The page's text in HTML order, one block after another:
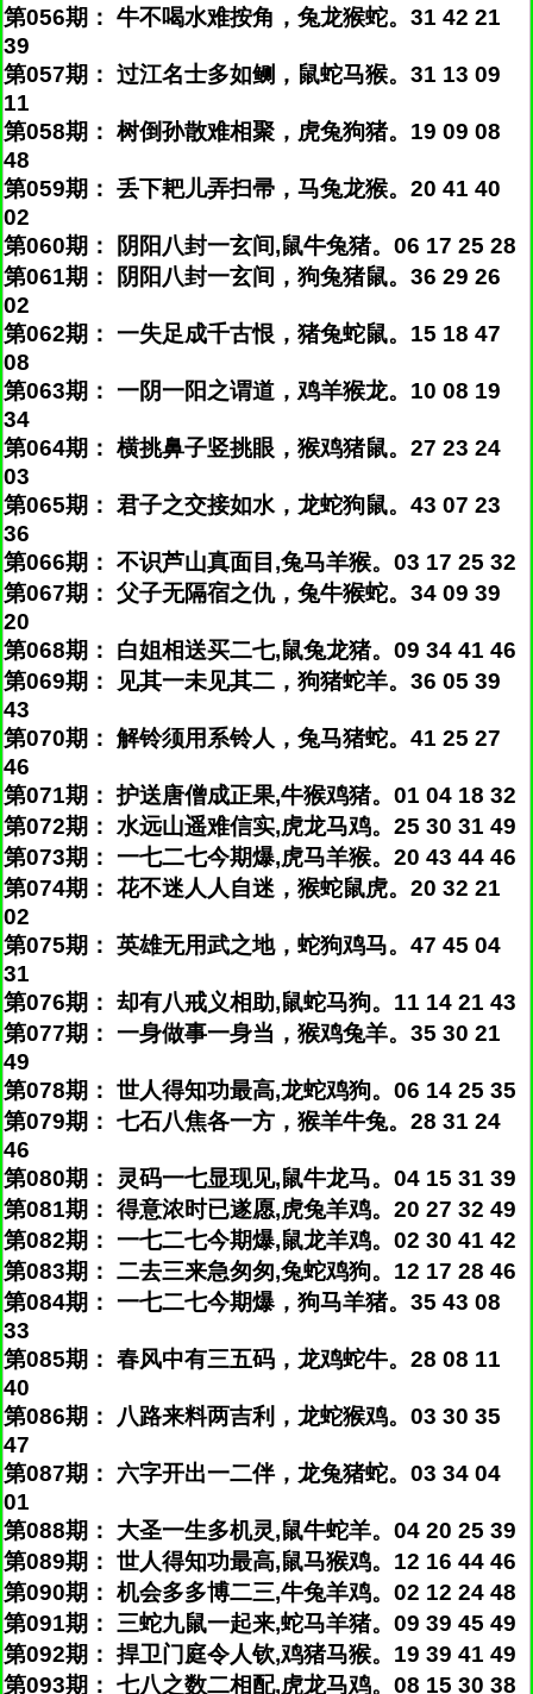
第056期： 牛不喝水难按角，兔龙猴蛇。31 42 21
39
第057期： 过江名士多如鲗，鼠蛇马猴。31 13 09
11
第058期： 树倒孙散难相聚，虎兔狗猪。19 09 08
48
第059期： 丢下耙儿弄扫帚，马兔龙猴。20 41 40
02
第060期： 阴阳八封一玄间,鼠牛兔猪。06 17 25 28
第061期： 阴阳八封一玄间，狗兔猪鼠。36 29 26
02
第062期： 一失足成千古恨，猪兔蛇鼠。15 18 47
08
第063期： 一阴一阳之谓道，鸡羊猴龙。10 08 19
34
第064期： 横挑鼻子竖挑眼，猴鸡猪鼠。27 23 24
03
第065期： 君子之交接如水，龙蛇狗鼠。43 07 23
36
第066期： 不识芦山真面目,兔马羊猴。03 17 25 32
第067期： 父子无隔宿之仇，兔牛猴蛇。34 09 39
20
第068期： 白姐相送买二七,鼠兔龙猪。09 34 41 46
第069期： 见其一未见其二，狗猪蛇羊。36 05 39
43
第070期： 解铃须用系铃人，兔马猪蛇。41 25 27
46
第071期： 护送唐僧成正果,牛猴鸡猪。01 04 18 32
第072期： 水远山遥难信实,虎龙马鸡。25 30 31 49
第073期： 一七二七今期爆,虎马羊猴。20 43 44 46
第074期： 花不迷人人自迷，猴蛇鼠虎。20 32 21
02
第075期： 英雄无用武之地，蛇狗鸡马。47 45 04
31
第076期： 却有八戒义相助,鼠蛇马狗。11 14 21 43
第077期： 一身做事一身当，猴鸡兔羊。35 30 21
49
第078期： 世人得知功最高,龙蛇鸡狗。06 14 25 35
第079期： 七石八焦各一方，猴羊牛兔。28 31 24
46
第080期： 灵码一七显现见,鼠牛龙马。04 15 31 39
第081期： 得意浓时已遂愿,虎兔羊鸡。20 27 32 49
第082期： 一七二七今期爆,鼠龙羊鸡。02 30 41 42
第083期： 二去三来急匆匆,兔蛇鸡狗。12 17 28 46
第084期： 一七二七今期爆，狗马羊猪。35 43 08
33
第085期： 春风中有三五码，龙鸡蛇牛。28 08 11
40
第086期： 八路来料两吉利，龙蛇猴鸡。03 30 35
47
第087期： 六字开出一二伴，龙兔猪蛇。03 34 04
01
第088期： 大圣一生多机灵,鼠牛蛇羊。04 20 25 39
第089期： 世人得知功最高,鼠马猴鸡。12 16 44 46
第090期： 机会多多博二三,牛兔羊鸡。02 12 24 48
第091期： 三蛇九鼠一起来,蛇马羊猪。09 39 45 49
第092期： 捍卫门庭令人钦,鸡猪马猴。19 39 41 49
第093期： 七八之数二相配,虎龙马鸡。08 15 30 38